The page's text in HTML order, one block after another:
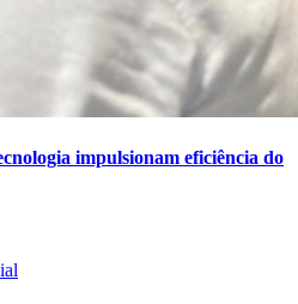
impulsionam eficiência do